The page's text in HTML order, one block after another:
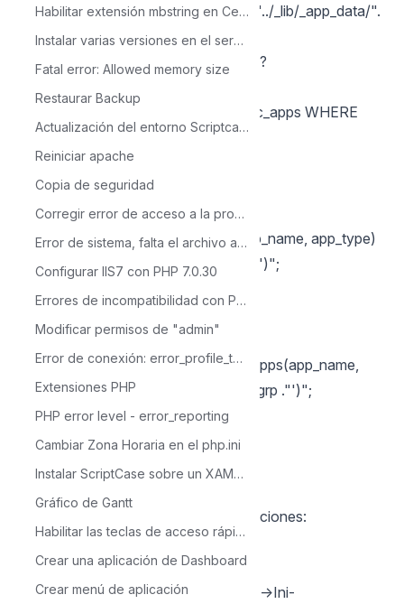
Habilitar extensión mbstring en Centos
Instalar varias versiones en el servidor de ScriptCase
Fatal error: Allowed memory size
Restaurar Backup
Actualización del entorno Scriptcase 9 a PHP 7.3
Reiniciar apache
Copia de seguridad
Corregir error de acceso a la propia base de datos de Scriptcase
Error de sistema, falta el archivo api-ms-win-crt-runtime-l1-1-0.dll
Configurar IIS7 con PHP 7.0.30
Errores de incompatibilidad con PHP 7.0 luego de la conversión
Modificar permisos de "admin"
Error de conexión: error_profile_test_module
Extensiones PHP
PHP error level - error_reporting
Cambiar Zona Horaria en el php.ini
Instalar ScriptCase sobre un XAMPP en Windows
Gráfico de Gantt
Habilitar las teclas de acceso rápido de Scriptcase
Crear una aplicación de Dashboard
Crear menú de aplicación
require($this->Ini->path_aplicacao . "../_lib/_app_data/".
$app . '_ini.php');
$app_type = isset($arr_data['type'])?
$sql = "SELECT count(*) FROM sec_apps WHERE
app_name = '". $app ."' ";
sc_lookup(rs, $sql);
if({rs[0][0]} == 0)
$sql = "INSERT INTO sec_apps(app_name, app_type)
VALUES ('". $app ."', '".$app_type."')";
$sql = "INSERT INTO sec_groups_apps(app_name,
group_id) VALUES ('". $app ."', '". $grp ."')";
sc_exec_sql( $sql );
Para los módulos de los tipos: Aplicaciones:
Copia el siguiente código:
$arr_apps = array();
$_arr_apps = array_diff(scandir($this->Ini-